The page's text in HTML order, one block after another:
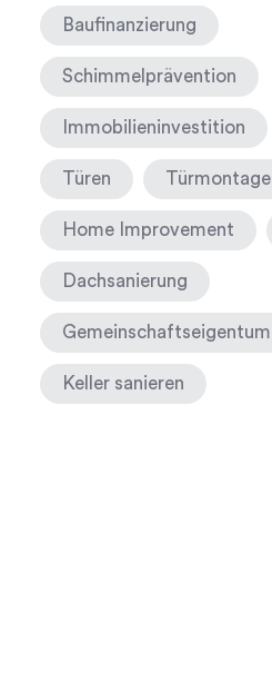
Baufinanzierung
Schimmelprävention
Immobilieninvestition
Türen Türmontage
Home Improvement
Dachsanierung
Gemeinschaftseigentum
Keller sanieren